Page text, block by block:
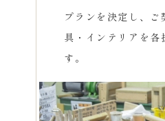
プランを決定し、ご
具・インテリアを各
す。